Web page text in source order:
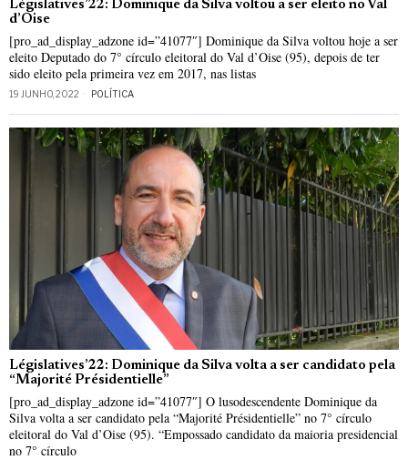
Législatives’22: Dominique da Silva voltou a ser eleito no Val
d’Oise
[pro_ad_display_adzone id=”41077″] Dominique da Silva voltou hoje a ser
eleito Deputado do 7° círculo eleitoral do Val d’Oise (95), depois de ter
sido eleito pela primeira vez em 2017, nas listas
19 JUNHO, 2022 POLÍTICA
Législatives’22: Dominique da Silva volta a ser candidato pela
“Majorité Présidentielle”
[pro_ad_display_adzone id=”41077″] O lusodescendente Dominique da
Silva volta a ser candidato pela “Majorité Présidentielle” no 7° círculo
eleitoral do Val d’Oise (95). “Empossado candidato da maioria presidencial
no 7° círculo